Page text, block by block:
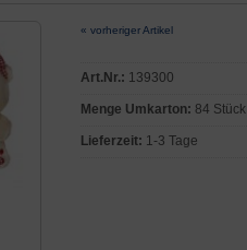
« vorheriger Artikel
Art.Nr.: 139300
Menge Umkarton: 84 Stück
Lieferzeit: 1-3 Tage